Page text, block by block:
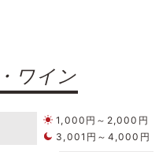
ワイン
1,000円～2,000円
3,001円～4,000円